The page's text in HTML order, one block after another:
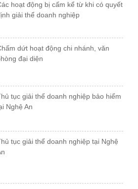
hoạt động bị cấm kể từ khi có quyết
giải thể doanh nghiệp
dứt hoạt động chi nhánh, văn
đại diện
tục giải thể doanh nghiệp bảo hiểm
Nghệ An
tục giải thể doanh nghiệp tại Nghệ